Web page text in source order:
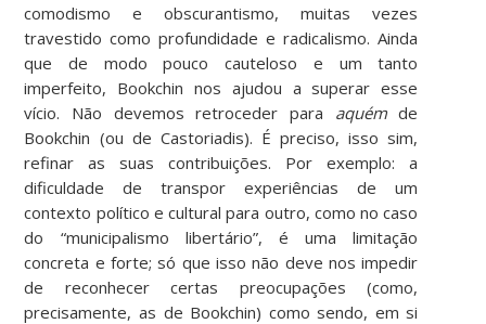
comodismo e obscurantismo, muitas vezes
travestido como profundidade e radicalismo. Ainda
que de modo pouco cauteloso e um tanto
imperfeito, Bookchin nos ajudou a superar esse
vício. Não devemos retroceder para aquémde
Bookchin (ou de Castoriadis). É preciso, isso sim,
refinar as suas contribuições. Por exemplo: a
dificuldade de transpor experiências de um
contexto político e cultural para outro, como no caso
do “municipalismo libertário”, é uma limitação
concreta e forte; só que isso não deve nos impedir
de reconhecer certas preocupações (como,
precisamente, as de Bookchin) como sendo, em si